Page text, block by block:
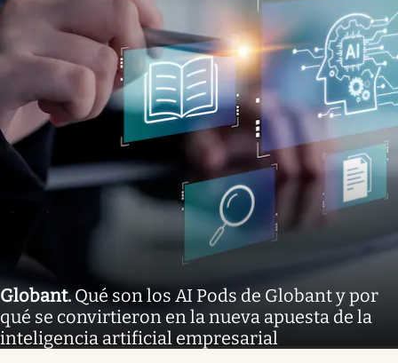
Globant.Qué son los AI Pods de Globant y por
qué se convirtieron en la nueva apuesta de la
inteligencia artificial empresarial